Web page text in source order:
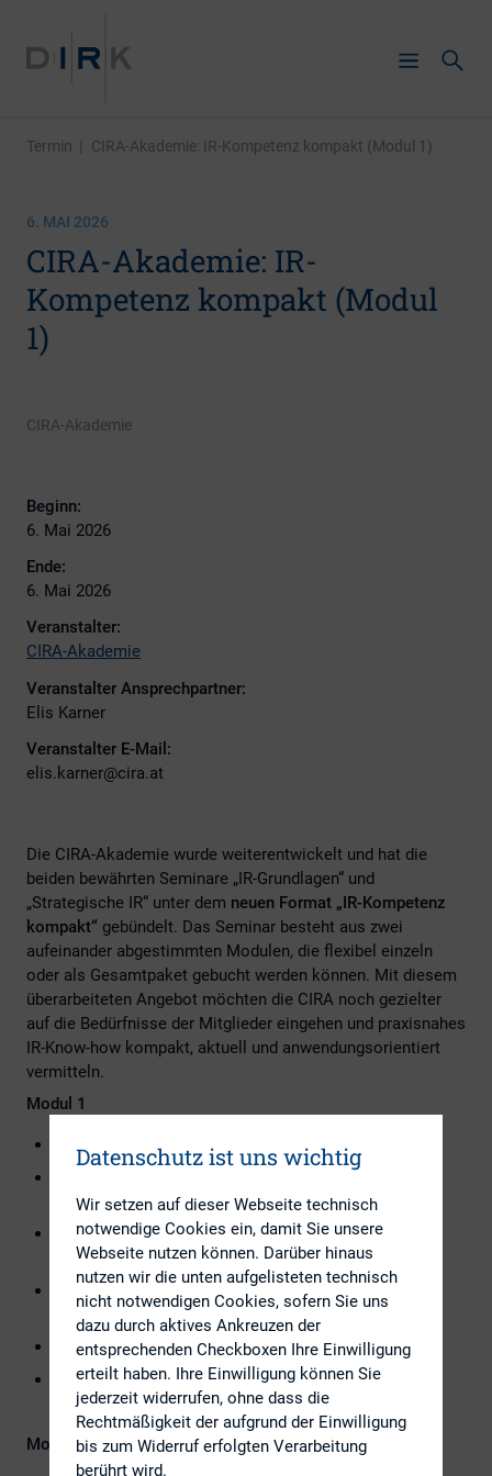
Termin | CIRA-Akademie: IR-Kompetenz kompakt (Modul 1)
6. MAI 2026
CIRA-Akademie: IR-
Kompetenz kompakt (Modul
1)
CIRA-Akademie
Beginn:
6. Mai 2026
Ende:
6. Mai 2026
Veranstalter:
CIRA-Akademie
Veranstalter Ansprechpartner:
Elis Karner
Veranstalter E-Mail:
elis.karner@cira.at
Die CIRA-Akademie wurde weiterentwickelt und hat die
beiden bewährten Seminare „IR-Grundlagen“ und
„Strategische IR“ unter dem neuen Format „IR-Kompetenz
kompakt“ gebündelt. Das Seminar besteht aus zwei
aufeinander abgestimmten Modulen, die flexibel einzeln
oder als Gesamtpaket gebucht werden können. Mit diesem
überarbeiteten Angebot möchten die CIRA noch gezielter
auf die Bedürfnisse der Mitglieder eingehen und praxisnahes
IR-Know-how kompakt, aktuell und anwendungsorientiert
vermitteln.
Modul 1
Wie Kapitalmärkte funktionieren
Strategische Bedeutung von Investor Relations im
Gesamtgefüge
IR-Instrumente als Steuerungs- und
Positionierungswerkzeuge
Zielgruppenanalyse: Bedeutung von Investoren,
Analysten und weiteren Kapitalmarktakteuren
Regulatorischer Rahmen als strategische Leitplanke
Aus der Praxis: Einblicke in den Alltag eines/r IR-
Manager:in (Gast)
Modul 2
Datenschutz ist uns wichtig
Wir setzen auf dieser Webseite technisch
notwendige Cookies ein, damit Sie unsere
Webseite nutzen können. Darüber hinaus
nutzen wir die unten aufgelisteten technisch
nicht notwendigen Cookies, sofern Sie uns
dazu durch aktives Ankreuzen der
entsprechenden Checkboxen Ihre Einwilligung
erteilt haben. Ihre Einwilligung können Sie
jederzeit widerrufen, ohne dass die
Rechtmäßigkeit der aufgrund der Einwilligung
bis zum Widerruf erfolgten Verarbeitung
berührt wird.